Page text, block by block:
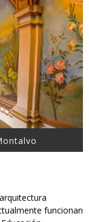
funcionan